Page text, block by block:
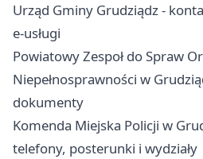
Urząd Gminy Grudziądz -
e-usługi
Powiatowy Zespoł do Spraw
Niepełnosprawności w
dokumenty
Komenda Miejska Policji w
telefony, posterunki i wydziały